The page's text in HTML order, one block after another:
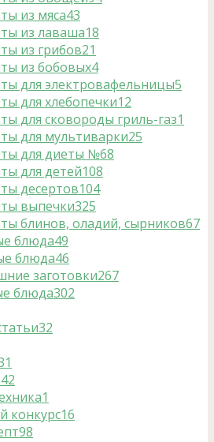
из мяса43
из лаваша18
из грибов21
из бобовых4
для электровафельницы5
для хлебопечки12
для сковороды гриль-газ1
для мультиварки25
для диеты №68
для детей108
десертов104
выпечки325
блинов, оладий, сырников67
блюда49
блюда46
заготовки267
блюда302
32
42
1
конкурс16
98